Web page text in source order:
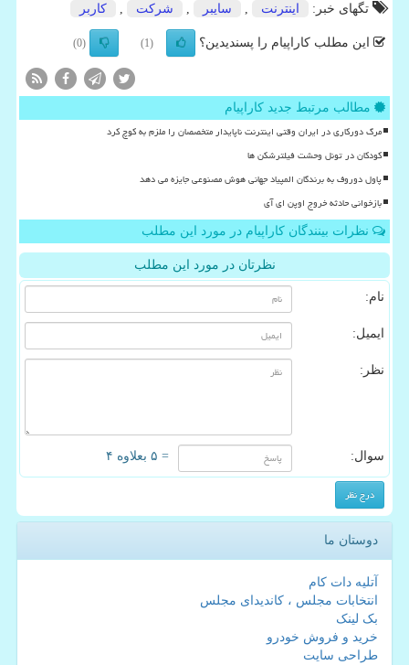
تگهای خبر:
اینترنت سایبر شركت كاربر
این مطلب کاراپیام را پسندیدین؟ (1)
(0)
مطالب مرتبط جدید کاراپیام
مرگ دورکاری در ایران وقتی اینترنت ناپایدار متخصصان را ملزم به کوچ کرد
کودکان در تونل وحشت فیلترشکن ها
پاول دوروف به برندگان المپیاد جهانی هوش مصنوعی جایزه می دهد
بازخوانی حادثه خروج اوپن ای آی
نظرات بینندگان کاراپیام در مورد این مطلب
نظرتان در مورد این مطلب
نام:
ایمیل:
نظر:
سوال: = ۵ بعلاوه ۴
دوستان ما
آتلیه دات کام
انتخابات مجلس ، کاندیدای مجلس
بک لینک
خرید و فروش خودرو
طراحی سایت